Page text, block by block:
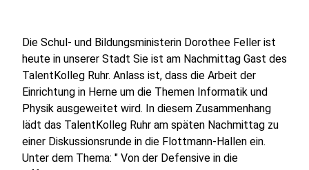
Die Schul- und Bildungsministerin Dorothee Feller ist
heute in unserer Stadt Sie ist am Nachmittag Gast des
TalentKolleg Ruhr. Anlass ist, dass die Arbeit der
Einrichtung in Herne um die Themen Informatik und
Physik ausgeweitet wird. In diesem Zusammenhang
lädt das TalentKolleg Ruhr am späten Nachmittag zu
einer Diskussionsrunde in die Flottmann-Hallen ein.
Unter dem Thema: " Von der Defensive in die